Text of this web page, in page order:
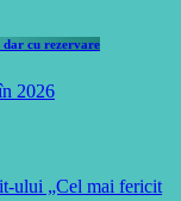
dar cu rezervare